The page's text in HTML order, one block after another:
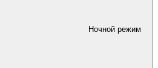
Ночной режим